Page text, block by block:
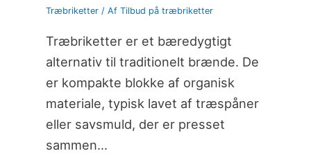
Træbriketter/ Af Tilbud på træbriketter
Træbriketter er et bæredygtigt
alternativ til traditionelt brænde. De
er kompakte blokke af organisk
materiale, typisk lavet af træspåner
eller savsmuld, der er presset
sammen…